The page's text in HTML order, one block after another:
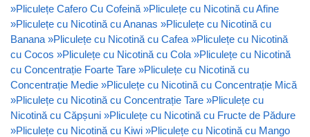
»Pliculețe Cafero Cu Cofeină »Pliculețe cu Nicotină cu Afine
»Pliculețe cu Nicotină cu Ananas »Pliculețe cu Nicotină cu
Banana »Pliculețe cu Nicotină cu Cafea »Pliculețe cu Nicotină
cu Cocos »Pliculețe cu Nicotină cu Cola »Pliculețe cu Nicotină
cu Concentrație Foarte Tare »Pliculețe cu Nicotină cu
Concentrație Medie »Pliculețe cu Nicotină cu Concentrație Mică
»Pliculețe cu Nicotină cu Concentrație Tare »Pliculețe cu
Nicotină cu Căpșuni »Pliculețe cu Nicotină cu Fructe de Pădure
»Pliculețe cu Nicotină cu Kiwi »Pliculețe cu Nicotină cu Mango